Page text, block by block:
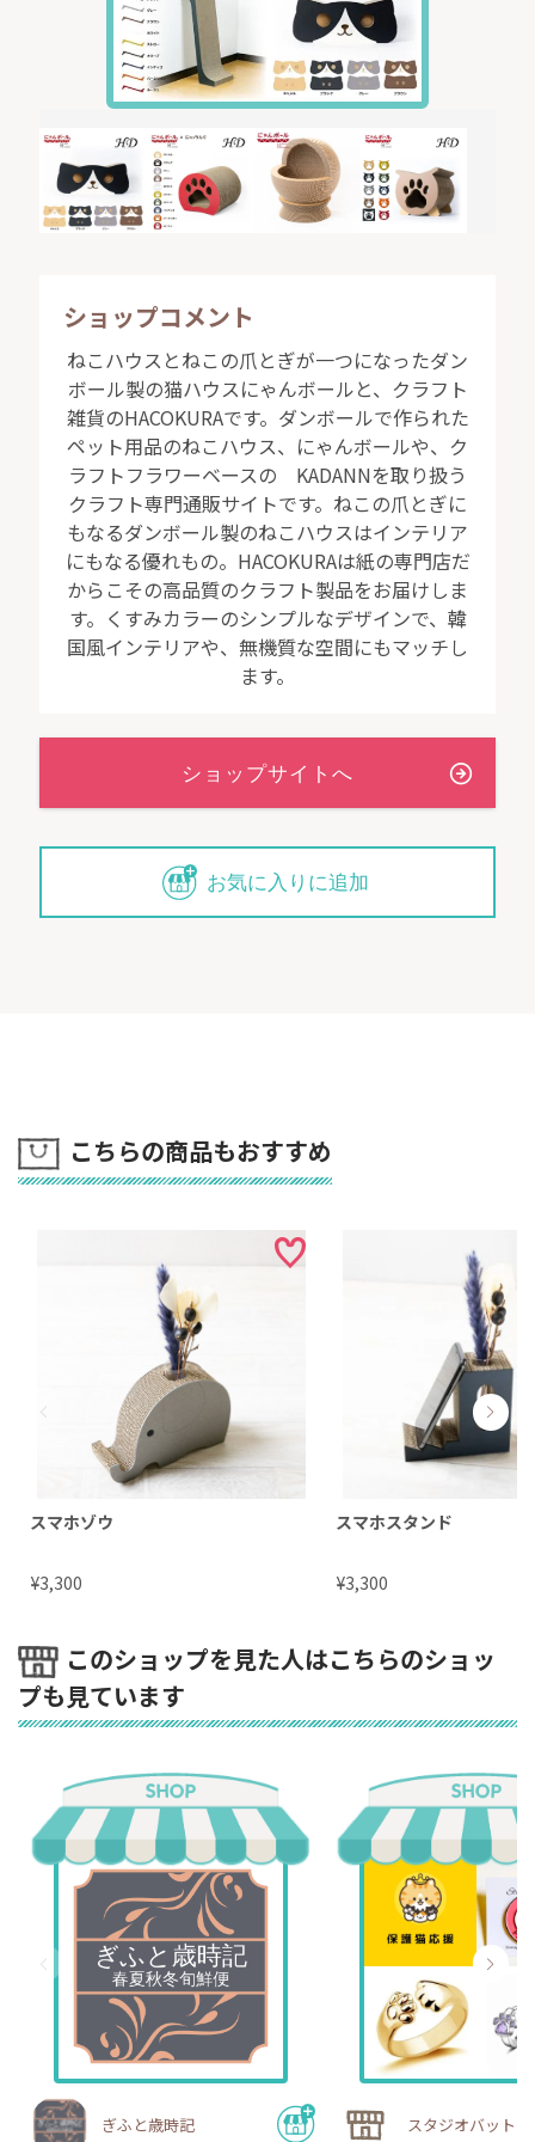
ショップコメント
ねこハウスとねこの爪とぎが一つになったダン
ボール製の猫ハウスにゃんボールと、クラフト
雑貨のHACOKURAです。ダンボールで作られた
ペット用品のねこハウス、にゃんボールや、ク
ラフトフラワーベースの KADANNを取り扱う
クラフト専門通販サイトです。ねこの爪とぎに
もなるダンボール製のねこハウスはインテリア
にもなる優れもの。HACOKURAは紙の専門店だ
からこその高品質のクラフト製品をお届けしま
す。くすみカラーのシンプルなデザインで、韓
国風インテリアや、無機質な空間にもマッチし
ます。
お気に入りに追加
こちらの商品もおすすめ
スマホゾウ
¥3,300
スマホスタンド
¥3,300
このショップを見た人はこちらのショッ
プも見ています
ぎふと歳時記 スタジオバット